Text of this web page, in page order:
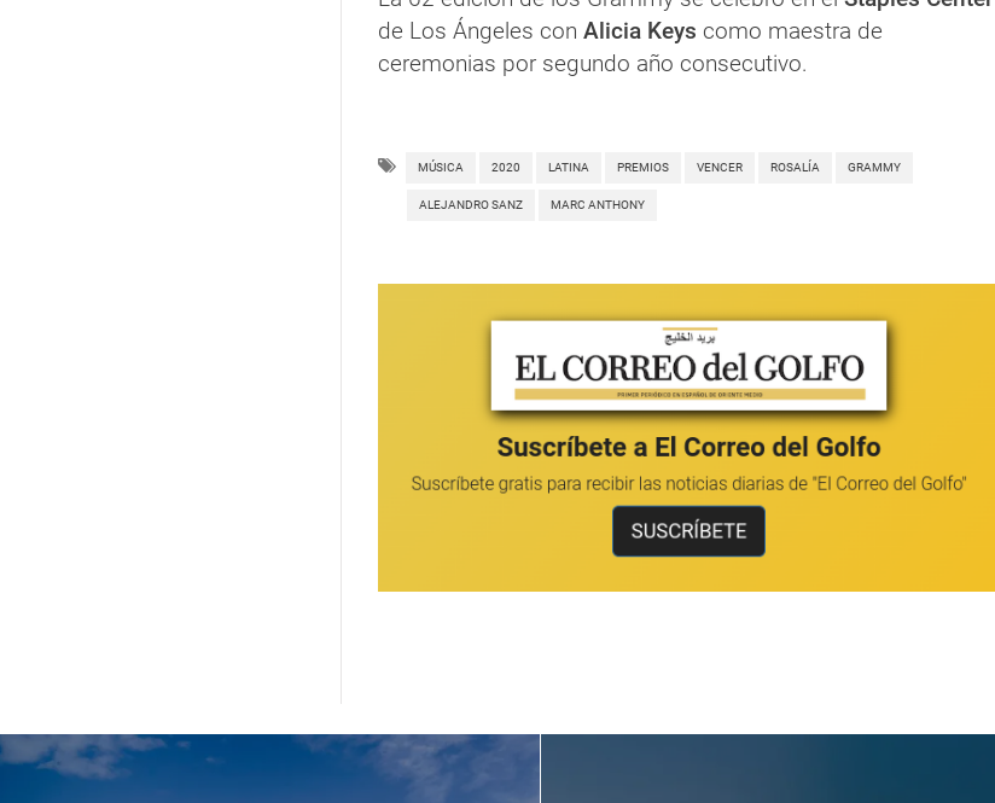
de Los Ángeles con Alicia Keys como maestra de
ceremonias por segundo año consecutivo.
MÚSICA 2020 LATINA PREMIOS VENCER ROSALÍA GRAMMY
ALEJANDRO SANZ MARC ANTHONY